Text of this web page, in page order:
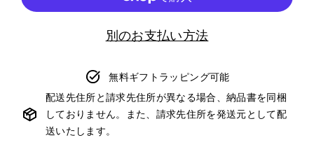
別のお支払い方法
無料ギフトラッピング可能
配送先住所と請求先住所が異なる場合、納品書を同梱
しておりません。また、請求先住所を発送元として配
送いたします。